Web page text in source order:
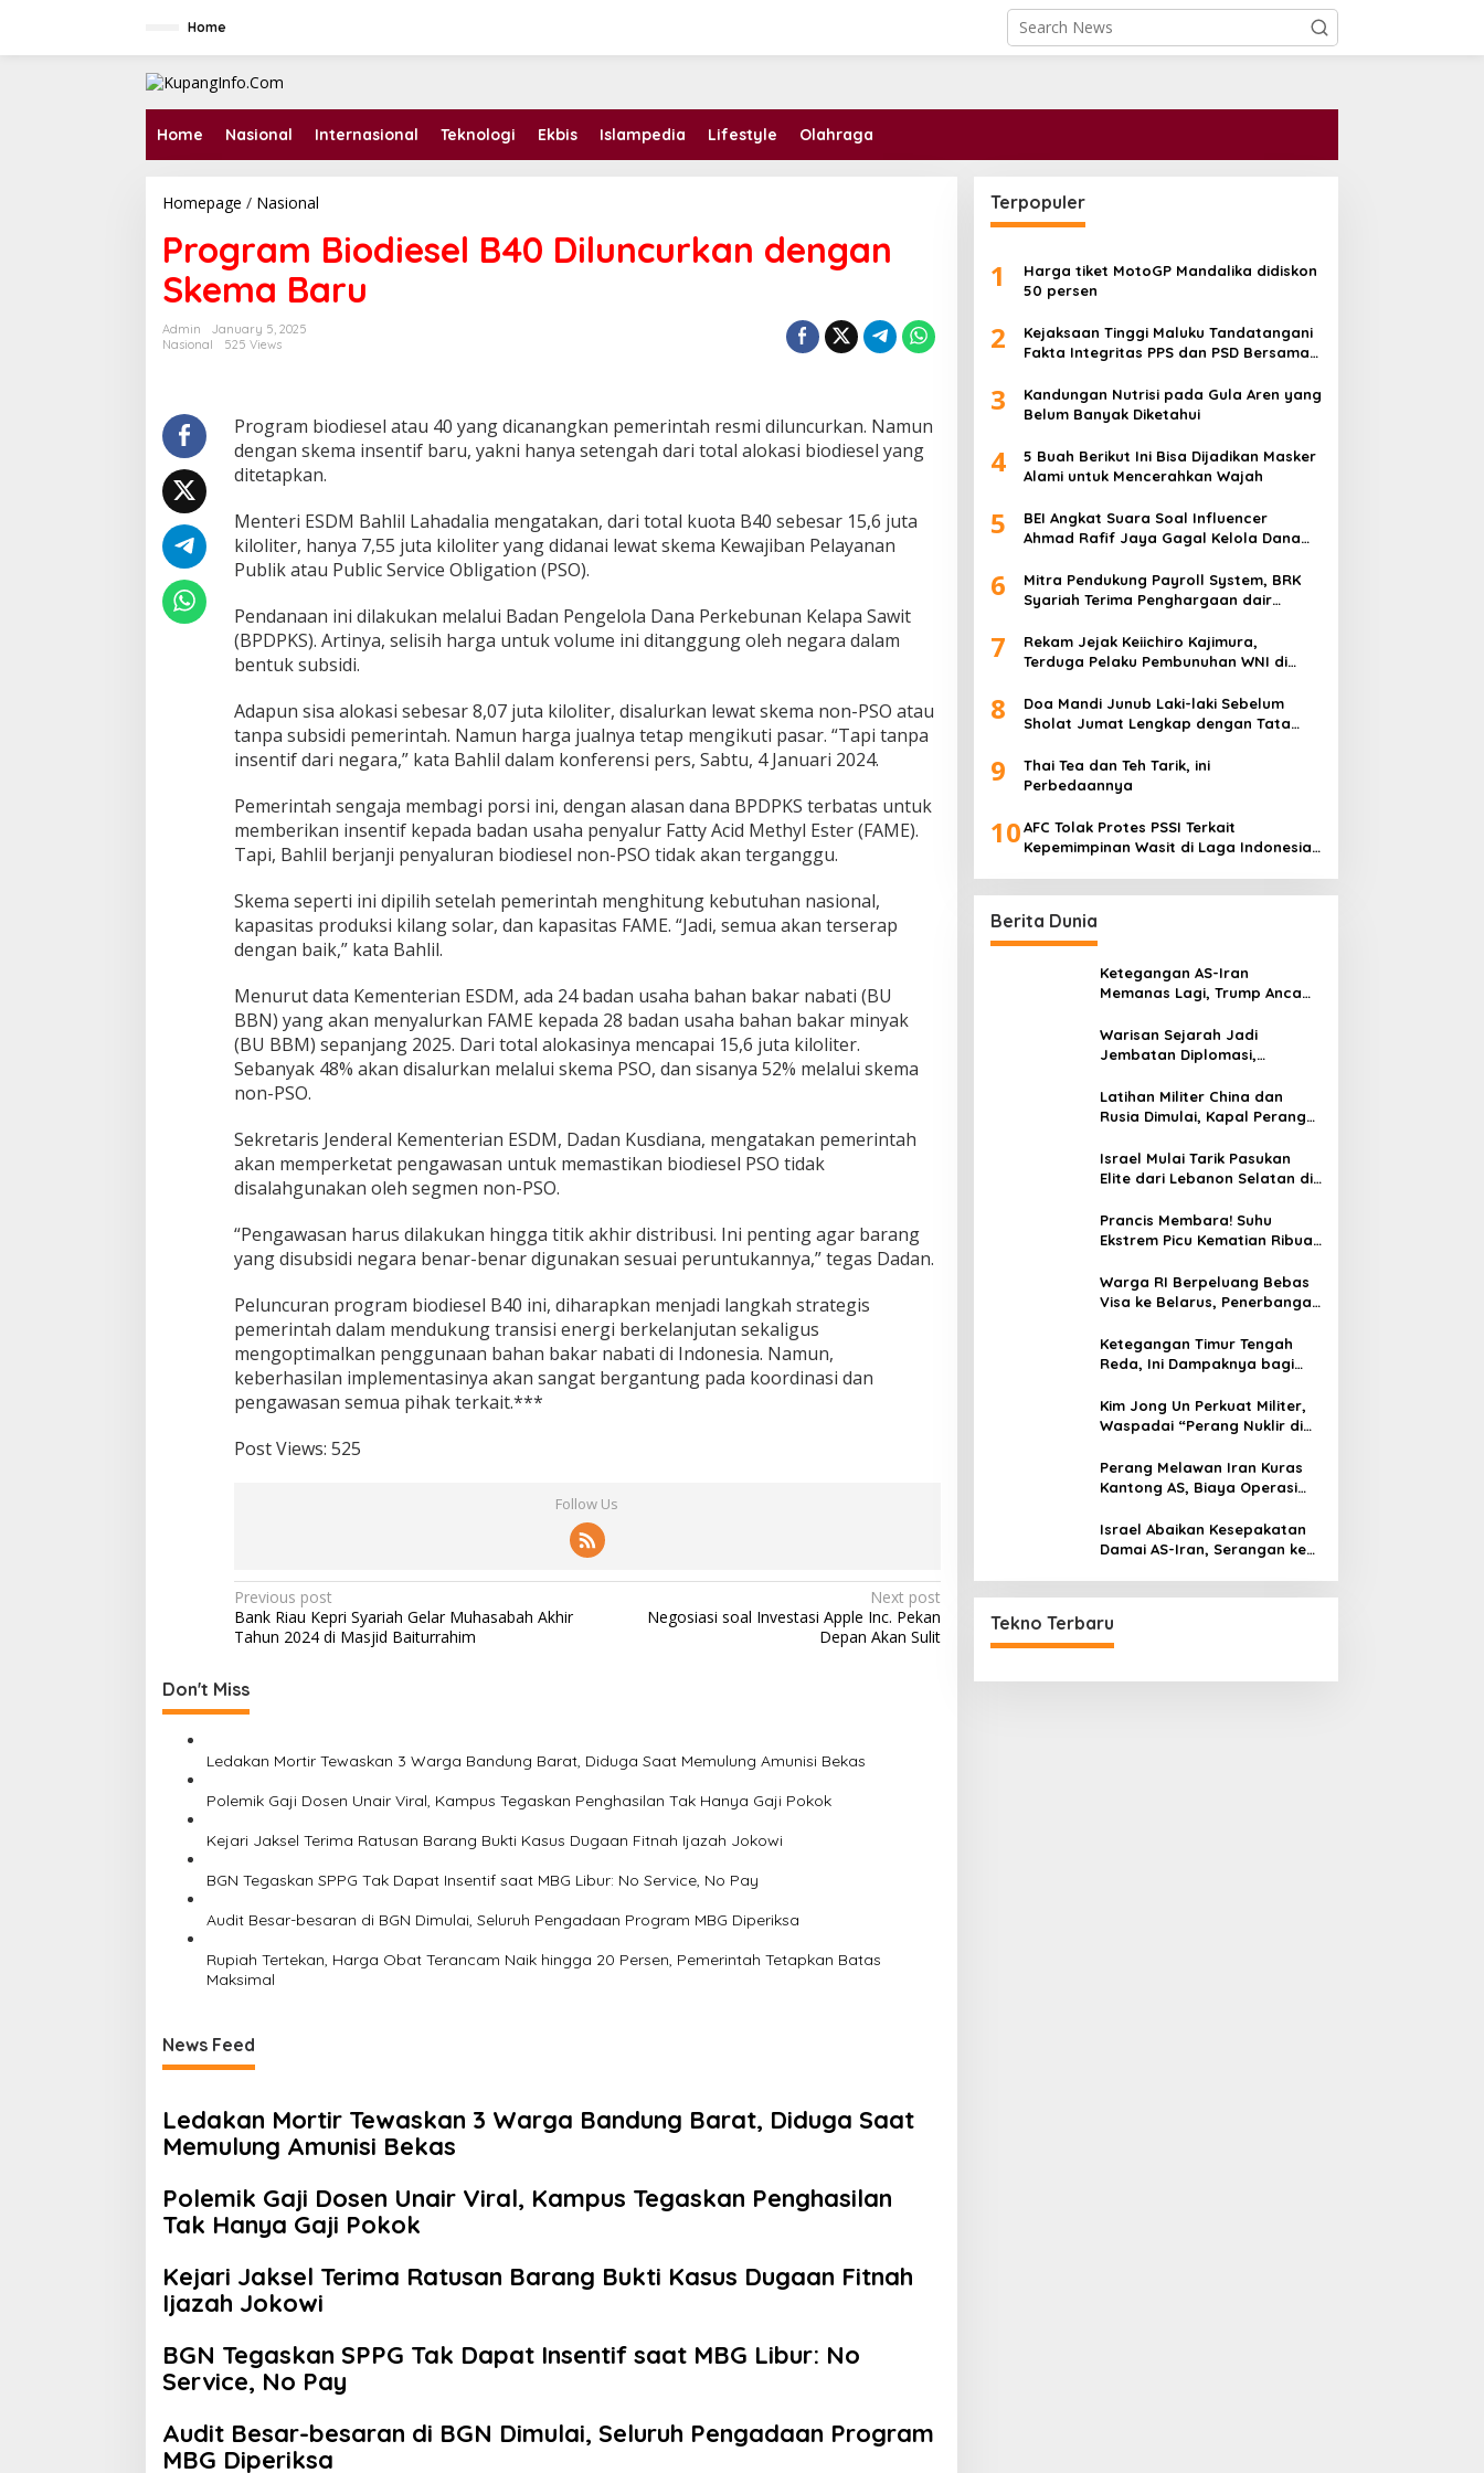
Home
Home Nasional Internasional Teknologi Ekbis Islampedia Lifestyle Olahraga
Homepage / Nasional
o
g
r
a
i
s
e
B
4
D
l
u
n
r
k
a
d
e
n
g
n
S
k
e
a
B
a
r
u
Program Biodiesel B40 Diluncurkan dengan
Skema Baru
Admin
January 5, 2025
Nasional
525 Views
Program biodiesel atau 40 yang dicanangkan pemerintah resmi diluncurkan. Namun
dengan skema insentif baru, yakni hanya setengah dari total alokasi biodiesel yang
ditetapkan.
Menteri ESDM Bahlil Lahadalia mengatakan, dari total kuota B40 sebesar 15,6 juta
kiloliter, hanya 7,55 juta kiloliter yang didanai lewat skema Kewajiban Pelayanan
Publik atau Public Service Obligation (PSO).
Pendanaan ini dilakukan melalui Badan Pengelola Dana Perkebunan Kelapa Sawit
(BPDPKS). Artinya, selisih harga untuk volume ini ditanggung oleh negara dalam
bentuk subsidi.
Adapun sisa alokasi sebesar 8,07 juta kiloliter, disalurkan lewat skema non-PSO atau
tanpa subsidi pemerintah. Namun harga jualnya tetap mengikuti pasar. “Tapi tanpa
insentif dari negara,” kata Bahlil dalam konferensi pers, Sabtu, 4 Januari 2024.
Pemerintah sengaja membagi porsi ini, dengan alasan dana BPDPKS terbatas untuk
memberikan insentif kepada badan usaha penyalur Fatty Acid Methyl Ester (FAME).
Tapi, Bahlil berjanji penyaluran biodiesel non-PSO tidak akan terganggu.
Skema seperti ini dipilih setelah pemerintah menghitung kebutuhan nasional,
kapasitas produksi kilang solar, dan kapasitas FAME. “Jadi, semua akan terserap
dengan baik,” kata Bahlil.
Menurut data Kementerian ESDM, ada 24 badan usaha bahan bakar nabati (BU
BBN) yang akan menyalurkan FAME kepada 28 badan usaha bahan bakar minyak
(BU BBM) sepanjang 2025. Dari total alokasinya mencapai 15,6 juta kiloliter.
Sebanyak 48% akan disalurkan melalui skema PSO, dan sisanya 52% melalui skema
non-PSO.
Sekretaris Jenderal Kementerian ESDM, Dadan Kusdiana, mengatakan pemerintah
akan memperketat pengawasan untuk memastikan biodiesel PSO tidak
disalahgunakan oleh segmen non-PSO.
“Pengawasan harus dilakukan hingga titik akhir distribusi. Ini penting agar barang
yang disubsidi negara benar-benar digunakan sesuai peruntukannya,” tegas Dadan.
Peluncuran program biodiesel B40 ini, diharapkan menjadi langkah strategis
pemerintah dalam mendukung transisi energi berkelanjutan sekaligus
mengoptimalkan penggunaan bahan bakar nabati di Indonesia. Namun,
keberhasilan implementasinya akan sangat bergantung pada koordinasi dan
pengawasan semua pihak terkait.***
Post Views: 525
Follow Us
P
o
t
n
a
g
a
t
o
Previous post
Bank Riau Kepri Syariah Gelar Muhasabah Akhir
Tahun 2024 di Masjid Baiturrahim
Next post
Negosiasi soal Investasi Apple Inc. Pekan
Depan Akan Sulit
Don't Miss
Ledakan Mortir Tewaskan 3 Warga Bandung Barat, Diduga Saat Memulung Amunisi Bekas
Polemik Gaji Dosen Unair Viral, Kampus Tegaskan Penghasilan Tak Hanya Gaji Pokok
Kejari Jaksel Terima Ratusan Barang Bukti Kasus Dugaan Fitnah Ijazah Jokowi
BGN Tegaskan SPPG Tak Dapat Insentif saat MBG Libur: No Service, No Pay
Audit Besar-besaran di BGN Dimulai, Seluruh Pengadaan Program MBG Diperiksa
Rupiah Tertekan, Harga Obat Terancam Naik hingga 20 Persen, Pemerintah Tetapkan Batas
Maksimal
News Feed
Ledakan Mortir Tewaskan 3 Warga Bandung Barat, Diduga Saat
Memulung Amunisi Bekas
Polemik Gaji Dosen Unair Viral, Kampus Tegaskan Penghasilan
Tak Hanya Gaji Pokok
Kejari Jaksel Terima Ratusan Barang Bukti Kasus Dugaan Fitnah
Ijazah Jokowi
BGN Tegaskan SPPG Tak Dapat Insentif saat MBG Libur: No
Service, No Pay
Audit Besar-besaran di BGN Dimulai, Seluruh Pengadaan Program
MBG Diperiksa
Terpopuler
1
Harga tiket MotoGP Mandalika didiskon
50 persen
2
Kejaksaan Tinggi Maluku Tandatangani
Fakta Integritas PPS dan PSD Bersama
3
Kandungan Nutrisi pada Gula Aren yang
Belum Banyak Diketahui
4
5 Buah Berikut Ini Bisa Dijadikan Masker
Alami untuk Mencerahkan Wajah
5
BEI Angkat Suara Soal Influencer
Ahmad Rafif Jaya Gagal Kelola Dana
6
Mitra Pendukung Payroll System, BRK
Syariah Terima Penghargaan dair
7
Rekam Jejak Keiichiro Kajimura,
Terduga Pelaku Pembunuhan WNI di
8
Doa Mandi Junub Laki-laki Sebelum
Sholat Jumat Lengkap dengan Tata
9
Thai Tea dan Teh Tarik, ini
Perbedaannya
10AFC Tolak Protes PSSI Terkait
Kepemimpinan Wasit di Laga Indonesia
Berita Dunia
Ketegangan AS-Iran
Memanas Lagi, Trump Ancam
Warisan Sejarah Jadi
Jembatan Diplomasi,
Konservasi Prambanan
Latihan Militer China dan
Rusia Dimulai, Kapal Perang
Dikerahkan
Israel Mulai Tarik Pasukan
Elite dari Lebanon Selatan di
Hizbullah
Prancis Membara! Suhu
Ekstrem Picu Kematian Ribuan
Warga RI Berpeluang Bebas
Visa ke Belarus, Penerbangan
Ketegangan Timur Tengah
Reda, Ini Dampaknya bagi
Kim Jong Un Perkuat Militer,
Waspadai “Perang Nuklir di
Perang Melawan Iran Kuras
Kantong AS, Biaya Operasi
Israel Abaikan Kesepakatan
Damai AS-Iran, Serangan ke
Tekno Terbaru